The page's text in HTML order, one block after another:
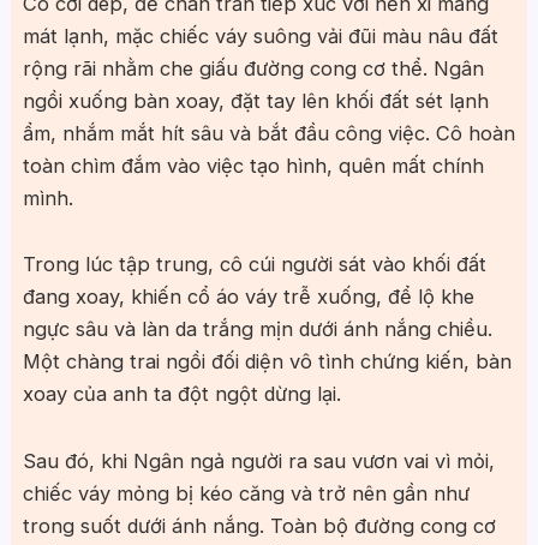
mát lạnh, mặc chiếc váy suông vải đũi màu nâu đất
rộng rãi nhằm che giấu đường cong cơ thể. Ngân
ngồi xuống bàn xoay, đặt tay lên khối đất sét lạnh
ẩm, nhắm mắt hít sâu và bắt đầu công việc. Cô hoàn
toàn chìm đắm vào việc tạo hình, quên mất chính
mình.
Trong lúc tập trung, cô cúi người sát vào khối đất
đang xoay, khiến cổ áo váy trễ xuống, để lộ khe
ngực sâu và làn da trắng mịn dưới ánh nắng chiều.
Một chàng trai ngồi đối diện vô tình chứng kiến, bàn
xoay của anh ta đột ngột dừng lại.
Sau đó, khi Ngân ngả người ra sau vươn vai vì mỏi,
chiếc váy mỏng bị kéo căng và trở nên gần như
trong suốt dưới ánh nắng. Toàn bộ đường cong cơ